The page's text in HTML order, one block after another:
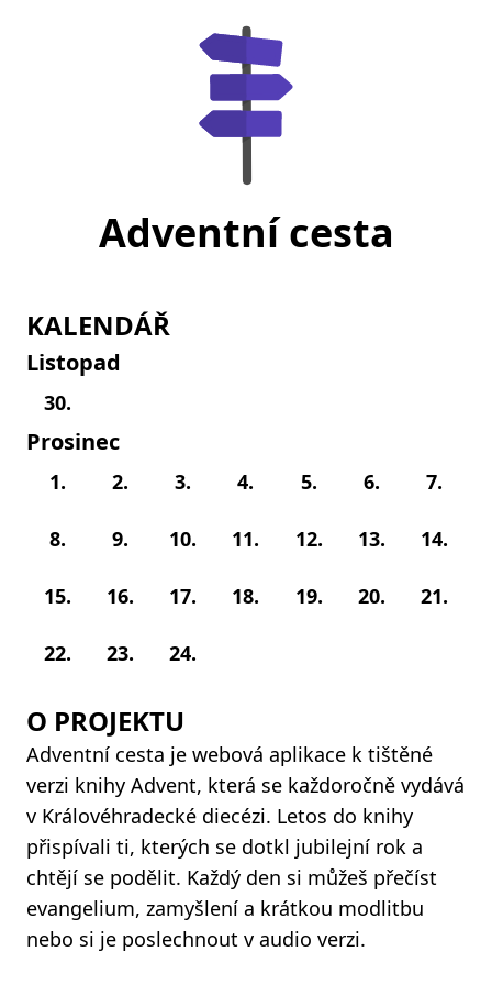
Adventní cesta
KALENDÁŘ
Listopad
30.
Prosinec
1. 2. 3. 4. 5. 6. 7.
8. 9. 10. 11. 12. 13. 14.
15. 16. 17. 18. 19. 20. 21.
22. 23. 24.
O PROJEKTU
Adventní cesta je webová aplikace k tištěné
verzi knihy Advent, která se každoročně vydává
v Královéhradecké diecézi. Letos do knihy
přispívali ti, kterých se dotkl jubilejní rok a
chtějí se podělit. Každý den si můžeš přečíst
evangelium, zamyšlení a krátkou modlitbu
nebo si je poslechnout v audio verzi.